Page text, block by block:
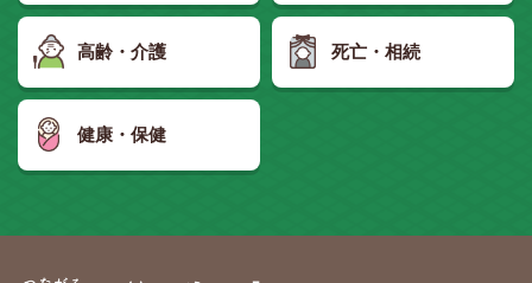
高齢・介護 死亡・相続
健康・保健